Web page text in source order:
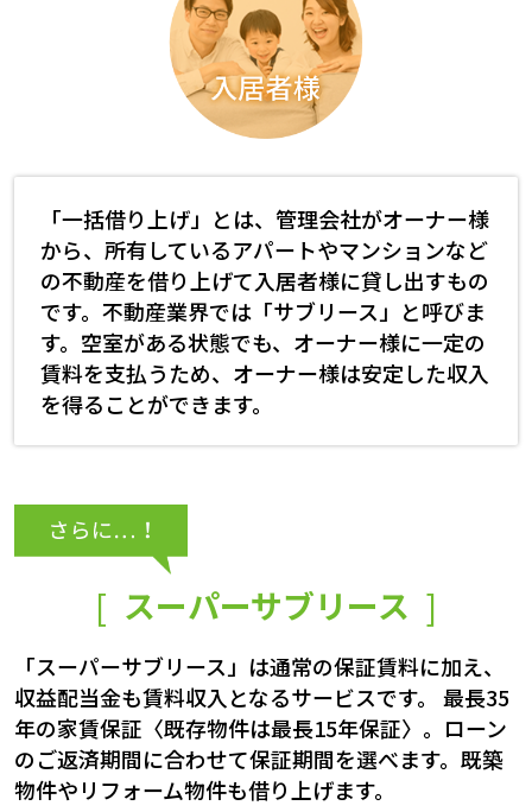
「一括借り上げ」とは、管理会社がオーナー様
から、所有しているアパートやマンションなど
の不動産を借り上げて入居者様に貸し出すもの
です。不動産業界では「サブリース」と呼びま
す。空室がある状態でも、オーナー様に一定の
賃料を支払うため、オーナー様は安定した収入
を得ることができます。
[ スーパーサブリース ]
「スーパーサブリース」は通常の保証賃料に加え、
収益配当金も賃料収入となるサービスです。 最長35
年の家賃保証〈既存物件は最長15年保証〉。ローン
のご返済期間に合わせて保証期間を選べます。既築
物件やリフォーム物件も借り上げます。